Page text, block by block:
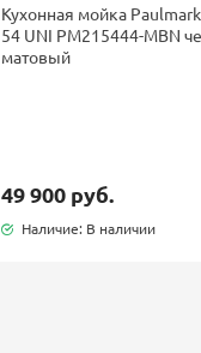
Кухонная мойка
54 UNI PM215444-MBN
матовый
49 900 руб.
Наличие: В наличии